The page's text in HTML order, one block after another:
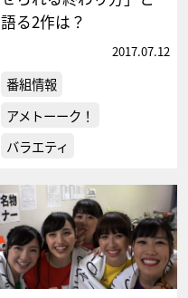
語る2作は？
2017.07.12
番組情報
アメトーーク！
バラエティ